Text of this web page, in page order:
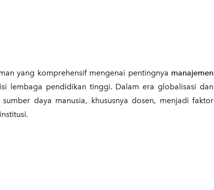
yang komprehensif mengenai pentingnya manajemen
lembaga pendidikan tinggi. Dalam era globalisasi dan
daya manusia, khususnya dosen, menjadi faktor